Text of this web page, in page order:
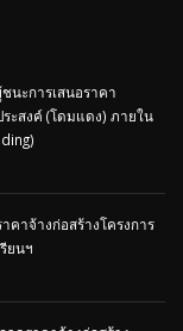
นะการเสนอราคา
ะสงค์ (โดมแดง) ภายใน
าจ้างก่อสร้างโครงการ
นฯ